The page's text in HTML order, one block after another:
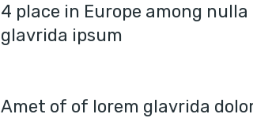
4 place in Europe among nulla
glavrida ipsum
Amet of of lorem glavrida